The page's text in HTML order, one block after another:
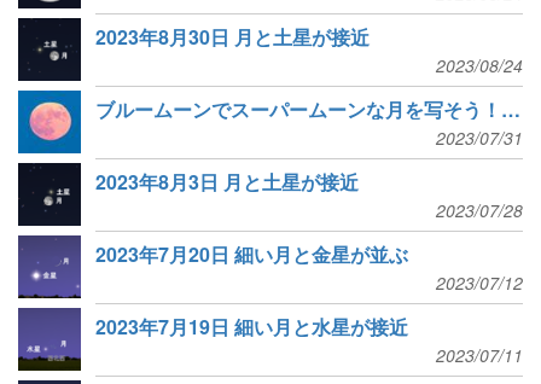
2023年8月30日 月と土星が接近
2023/08/24
ブルームーンでスーパームーンな月を写そう！オンライン講座開催
2023/07/31
2023年8月3日 月と土星が接近
2023/07/28
2023年7月20日 細い月と金星が並ぶ
2023/07/12
2023年7月19日 細い月と水星が接近
2023/07/11